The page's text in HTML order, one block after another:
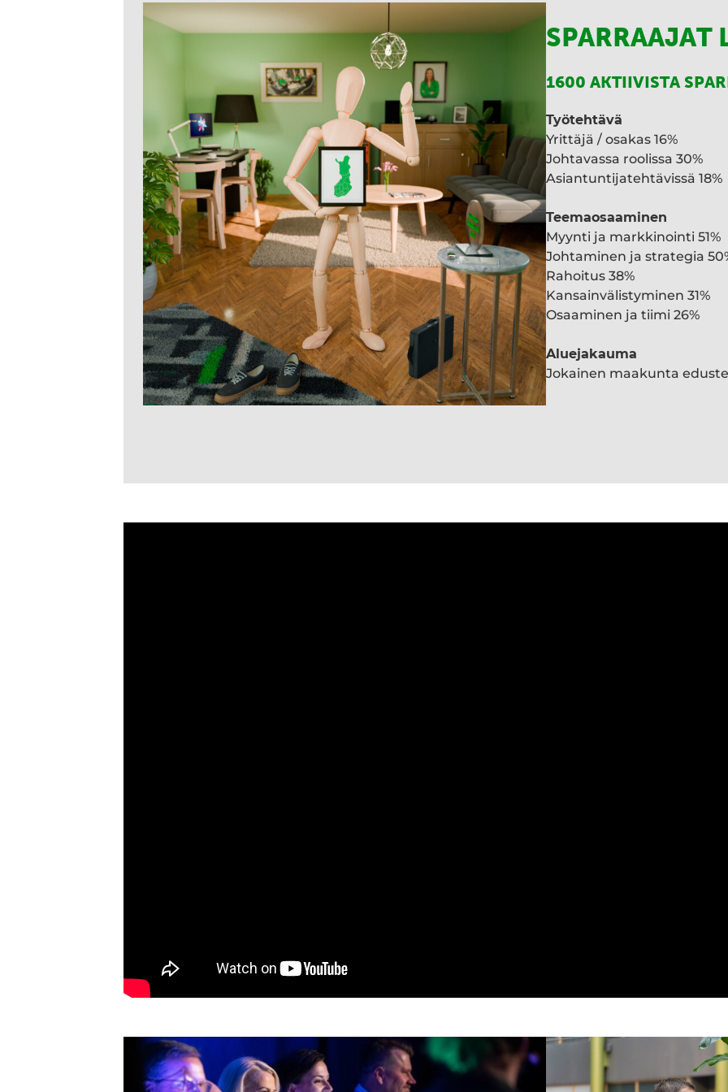
SPARRAAJAT
1600 AKTIIVISTA
Työtehtävä
Yrittäjä / osakas 16%
Johtavassa roolissa 30%
Asiantuntijatehtävissä 18%
Teemaosaaminen
Myynti ja markkinointi 51%
Johtaminen ja strategia
Rahoitus 38%
Kansainvälistyminen 31%
Osaaminen ja tiimi 26%
Aluejakauma
Jokainen maakunta